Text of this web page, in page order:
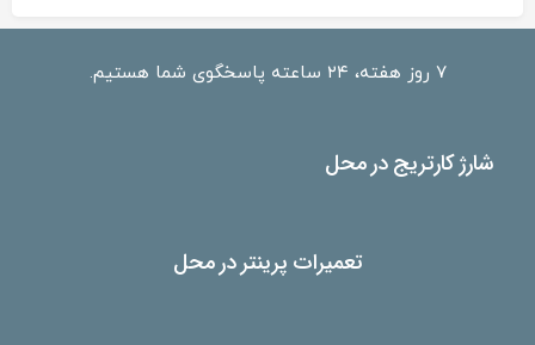
۷ روز هفته، ۲۴ ساعته پاسخگوی شما هستیم.
شارژ کارتریج در محل
تعمیرات پرینتر در محل